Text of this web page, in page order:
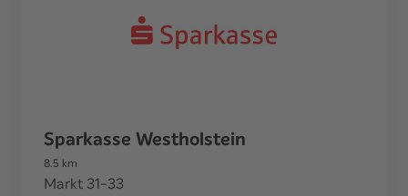
Sparkasse Westholstein
8.5 km
Markt 31-33